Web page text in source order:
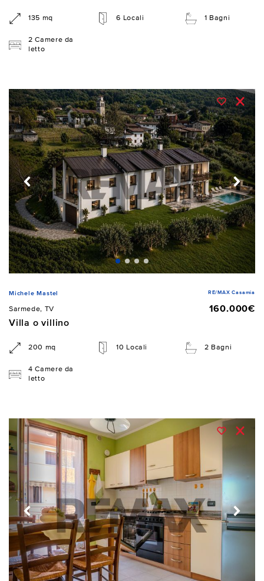
135 mq 6 Locali 1 Bagni
2 Camere da
letto
Michele Mastel RE/MAX Casamia
Sarmede, TV
160.000€
Villa o villino
200 mq 10 Locali 2 Bagni
4 Camere da
letto